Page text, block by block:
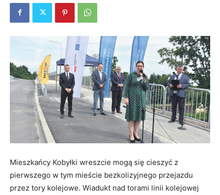
Mieszkańcy Kobyłki wreszcie mogą się cieszyć z
pierwszego w tym mieście bezkolizyjnego przejazdu
przez tory kolejowe. Wiadukt nad torami linii kolejowej